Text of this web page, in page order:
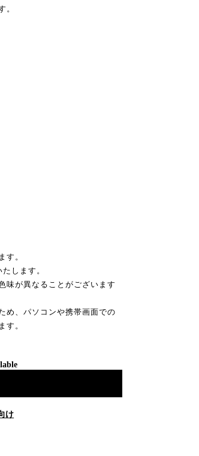
。
す。
します。
味が異なることがございます
め、パソコンや携帯画面での
す。
け